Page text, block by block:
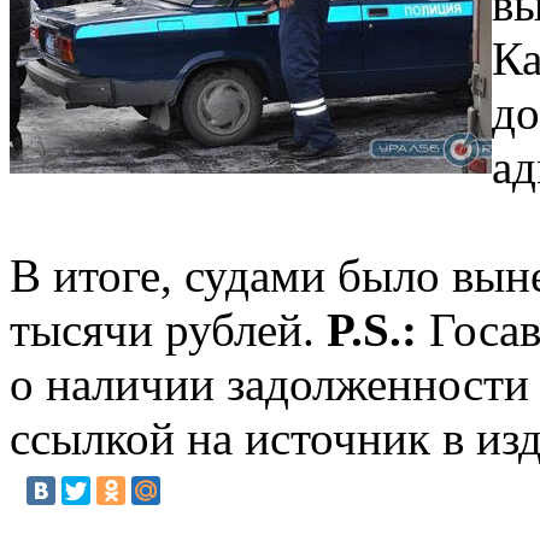
В итоге, судами было
тысячи рублей. P.S.:
о наличии
ссылкой на источник в